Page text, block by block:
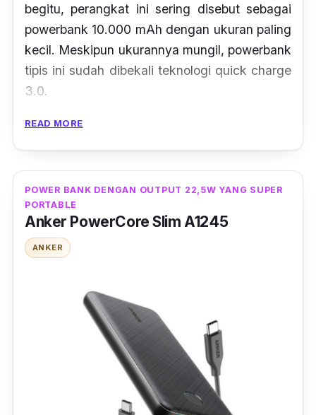
begitu, perangkat ini sering disebut sebagai
powerbank 10.000 mAh dengan ukuran paling
kecil. Meskipun ukurannya mungil, powerbank
tipis ini sudah dibekali teknologi quick charge
3.0.
Baterai
dengandual portyang memungkinkan kamu
untuk mengisi daya dua gawai secara
bersamaan dengan daya yang stabil. Selain
itu, perangkat ini juga memiliki
kekuatan daya yang paling tepat.
Uneed CompactBox Q10 turut dibekali
Fast Re-charge. Dengan teknologi
tersebut, proses pengisian daya baterai
ini akan menjadi lebih cepat. Tidak
ketinggalan perangkat ini memiliki LED
READ MORE
POWER BANK DENGAN OUTPUT 22,5W YANG SUPER
PORTABLE
Anker PowerCore Slim A1245
ANKER